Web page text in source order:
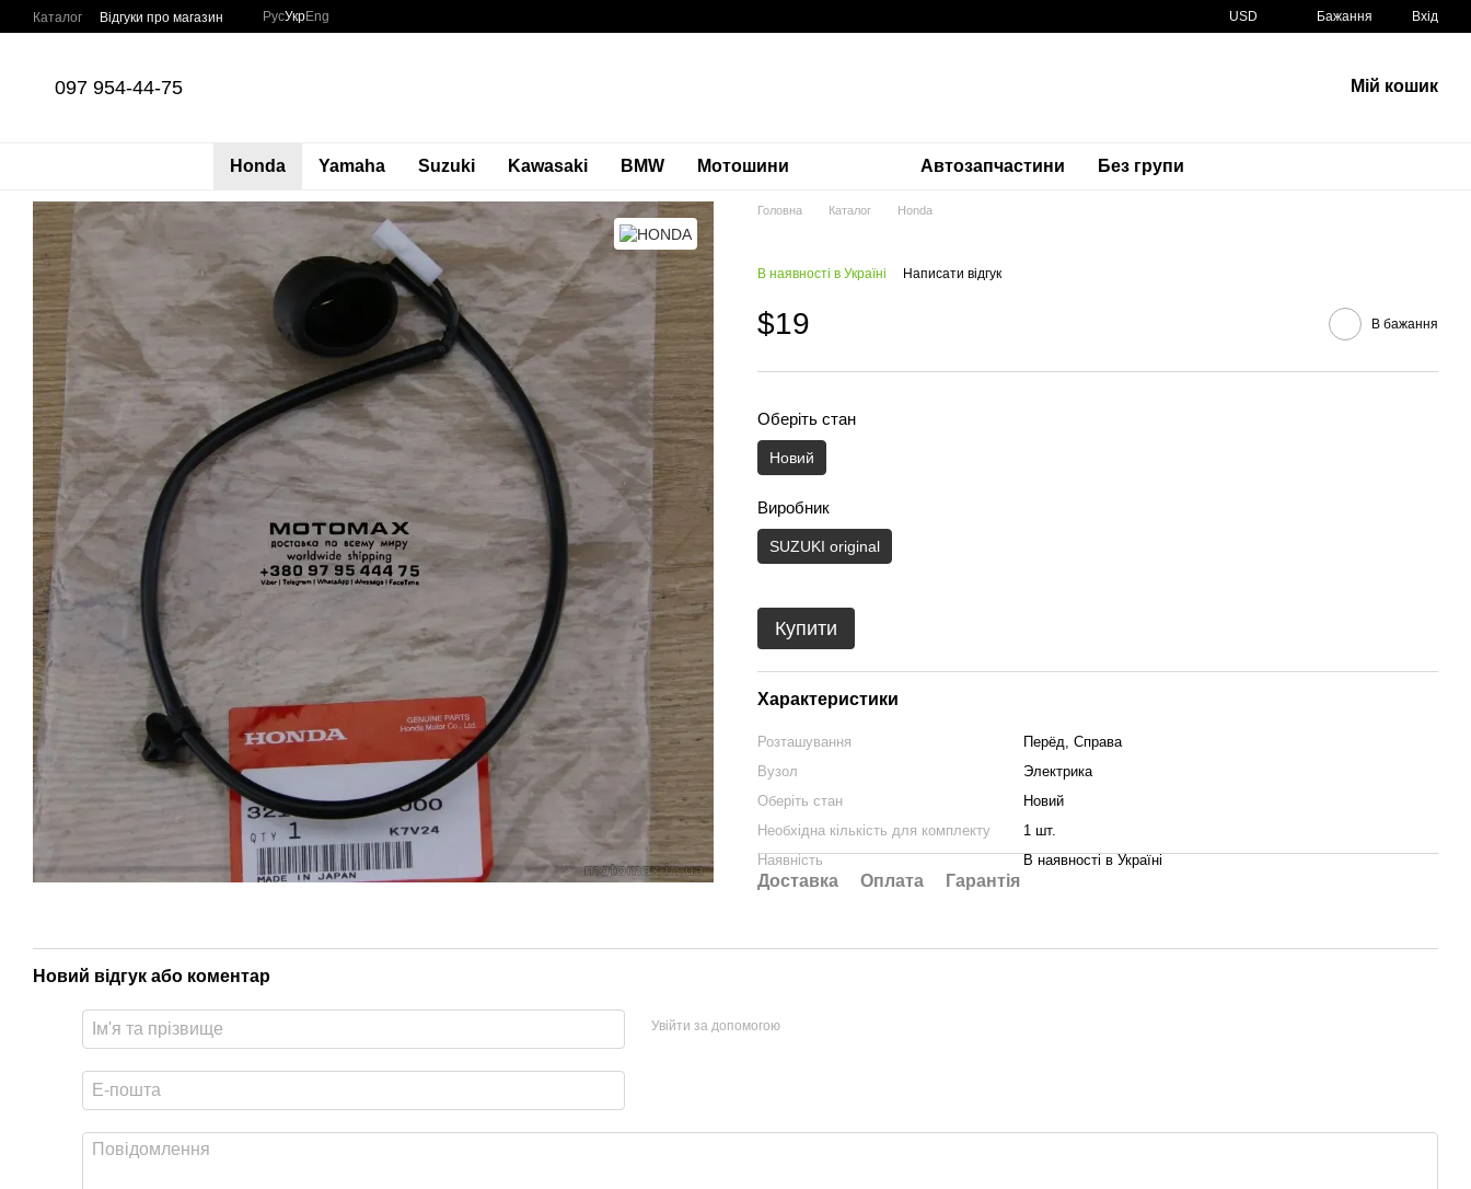
Перейти до основного контенту
Каталог Відгуки про магазин РусУкрEng USD Бажання Вхід
097 954-44-75 Мій кошик
Honda Yamaha Suzuki Kawasaki BMW Мотошини Автозапчастини Без групи
Головна Каталог Honda
В наявності в Україні Написати відгук
$19 В бажання
Оберіть стан
Новий
Виробник
SUZUKI original
Купити
Характеристики
Розташування
Пepёд, Справа
Вузол
Электрика
Оберіть стан
Новий
Необхідна кількість для комплекту
1 шт.
Наявність
В наявності в Україні
Доставка Оплата Гарантія
Новий відгук або коментар
Увійти за допомогою